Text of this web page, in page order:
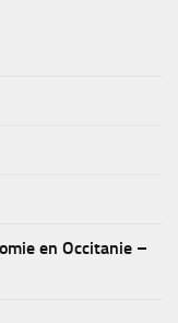
en Occitanie –